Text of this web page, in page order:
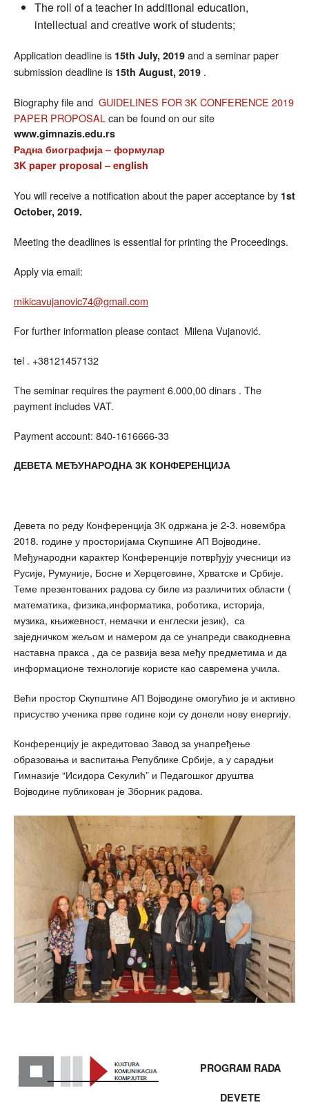
The roll of a teacher in additional education,
intellectual and creative work of students;
Application deadline is 15th July, 2019 and a seminar paper
submission deadline is 15th August, 2019 .
Biography file and GUIDELINES FOR 3K CONFERENCE 2019
PAPER PROPOSALcan be found on our site
www.gimnazis.edu.rs
Радна биографија – формулар
3K paper proposal – english
You will receive a notification about the paper acceptance by 1st
October, 2019.
Meeting the deadlines is essential for printing the Proceedings.
Apply via email:
mikicavujanovic74@gmail.com
For further information please contact Milena Vujanović.
tel . +38121457132
The seminar requires the payment 6.000,00 dinars . The
payment includes VAT.
Payment account: 840-1616666-33
ДЕВЕТА МЕЂУНАРОДНА 3К КОНФЕРЕНЦИЈА
Девета по реду Конференција 3К одржана је 2-3. новембра
2018. године у просторијама Скупшине АП Војводине.
Међународни карактер Конференције потврђују учесници из
Русије, Румуније, Босне и Херцеговине, Хрватске и Србије.
Теме презентованих радова су биле из различитих области (
математика, физика,информатика, роботика, историја,
музика, књижевност, немачки и енглески језик), са
заједничком жељом и намером да се унапреди свакодневна
наставна пракса , да се развија веза међу предметима и да
информационе технологије користе као савремена учила.
Већи простор Скупштине АП Војводине омогућио је и активно
присуство ученика прве године који су донели нову енергију.
Конференцију је акредитовао Завод за унапређење
образовања и васпитања Републике Србије, а у сарадњи
Гимназије “Исидора Секулић” и Педагошког друштва
Војводине публикован је Зборник радова.
PROGRAM RADA
DEVETE